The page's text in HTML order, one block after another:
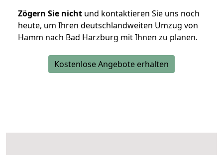
Zögern Sie nicht und kontaktieren Sie uns noch
heute, um Ihren deutschlandweiten Umzug von
Hamm nach Bad Harzburg mit Ihnen zu planen.
Kostenlose Angebote erhalten